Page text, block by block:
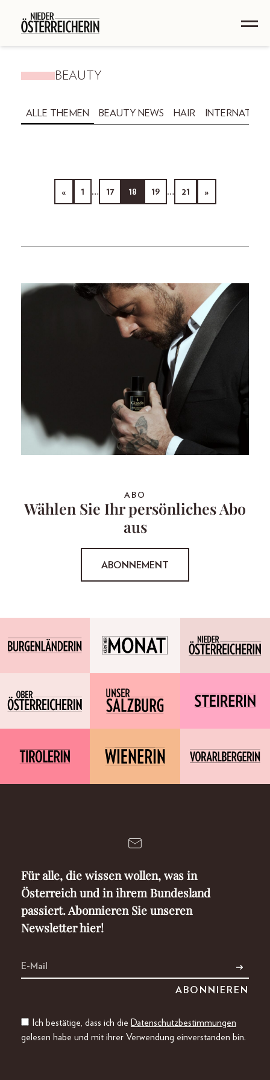
BEAUTY
ALLE THEMEN BEAUTY NEWS HAIR
« 1 … 17 18 19 … 21 »
ABO
Wählen Sie Ihr persönliches Abo
aus
ABONNEMENT
Für alle, die wissen wollen, was in
Österreich und in ihrem Bundesland
passiert. Abonnieren Sie unseren
Newsletter hier!
Ich bestätige, dass ich die Datenschutzbestimmungen
gelesen habe und mit ihrer Verwendung einverstanden bin.